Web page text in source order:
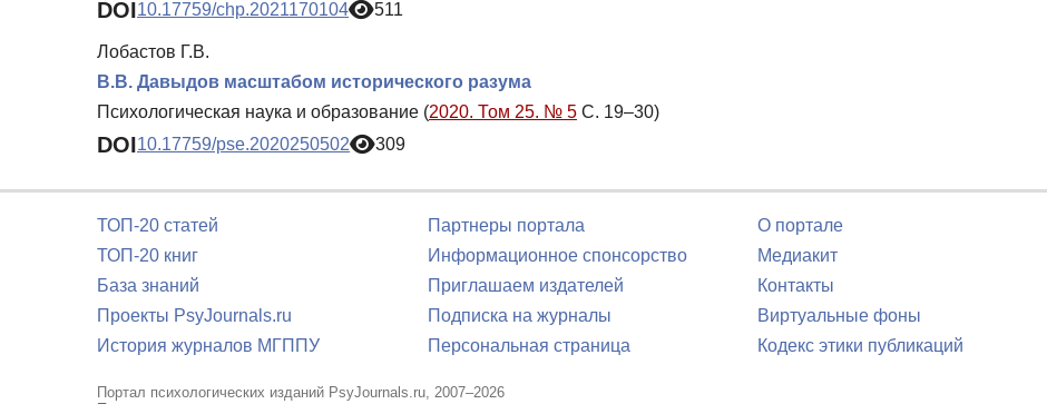
DOI10.17759/chp.2021170104 511
Лобастов Г.В.
В.В. Давыдов масштабом исторического разума
Психологическая наука и образование (2020. Том 25. № 5 С. 19–30)
DOI10.17759/pse.2020250502 309
ТОП-20 статей
ТОП-20 книг
База знаний
Проекты PsyJournals.ru
История журналов МГППУ
Партнеры портала
Информационное спонсорство
Приглашаем издателей
Подписка на журналы
Персональная страница
О портале
Медиакит
Контакты
Виртуальные фоны
Кодекс этики публикаций
Портал психологических изданий PsyJournals.ru, 2007–2026